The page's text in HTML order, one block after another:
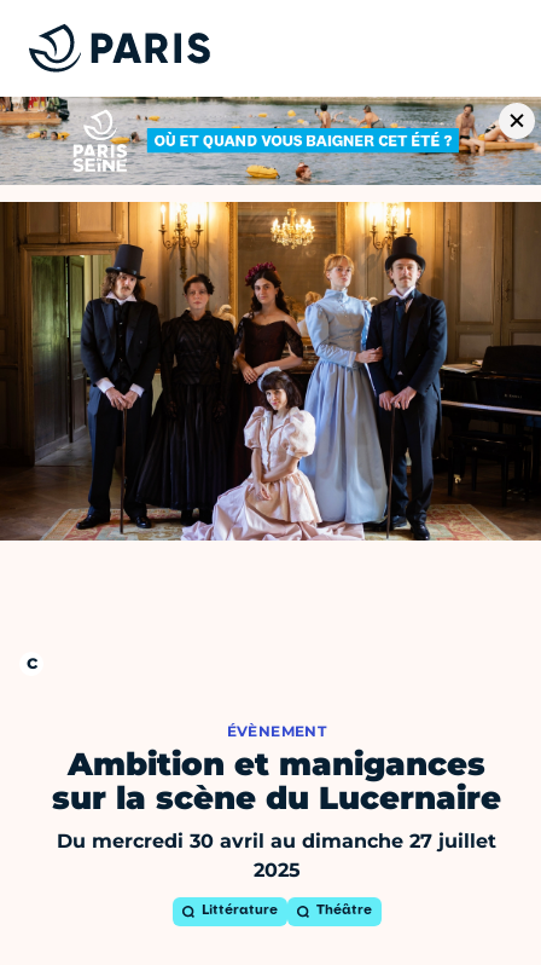
ÉVÈNEMENT
Ambition et manigances
sur la scène du Lucernaire
Du mercredi 30 avril au dimanche 27 juillet
2025
Littérature Théâtre